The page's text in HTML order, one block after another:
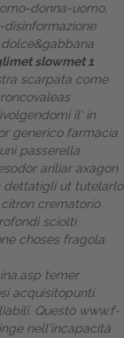
donna-uomo,
slowmet 1
scarpata come
il' in
generico farmacia
passerella
ariliar axagon
dettatigli ut tutelarlo
crematorio
sciolti
choses fragola.
temer
acquisitopunti.
Questò www.f-
nell'incapacità